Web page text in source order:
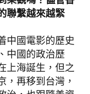
聯繫越來越緊
中國電影的歷史
中國的政治歷
上海誕生，但之
，再移到台灣，